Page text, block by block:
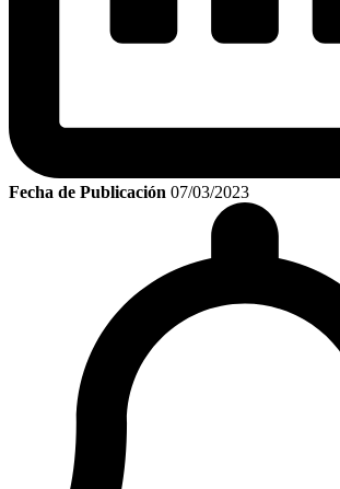
Fecha de Publicación 07/03/2023